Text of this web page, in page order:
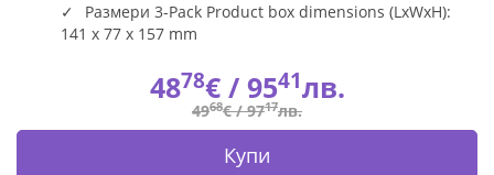
Размери 3-Pack Product box dimensions (LxWxH):
141 x 77 x 157 mm
4878€ / 9541лв.
4968€ /9717лв.
Купи